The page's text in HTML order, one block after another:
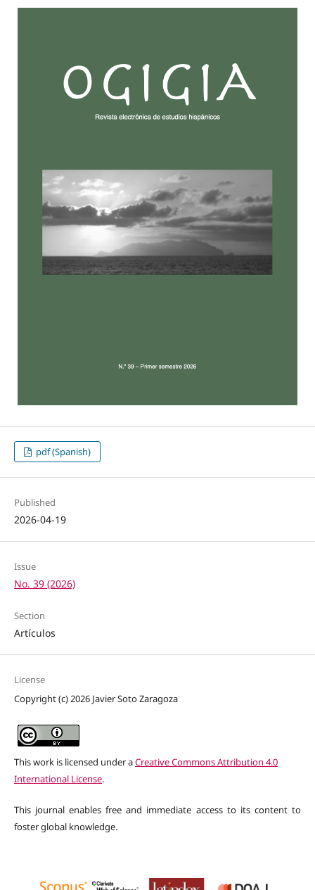
pdf (Spanish)
Published
2026-04-19
Issue
No. 39 (2026)
Section
Artículos
License
Copyright (c) 2026 Javier Soto Zaragoza
This work is licensed under aCreative Commons Attribution 4.0
International License.
This journal enables free and immediate access to its content to
foster global knowledge.